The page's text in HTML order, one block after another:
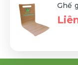
Ghế